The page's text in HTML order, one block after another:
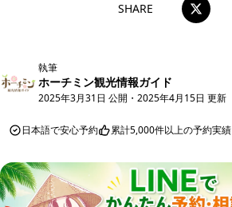
SHARE
執筆
ホーチミン観光情報ガイド
2025年3月31日 公開 ・ 2025年4月15日 更新
日本語で安心予約 累計5,000件以上の予約実績